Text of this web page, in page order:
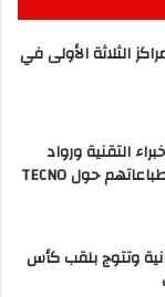
الثلاثة الأولى في
التقنية ورواد
مجتمع الألعاب يشاركون انطباعاتهم حول TECNO
وتتوج بلقب كأس